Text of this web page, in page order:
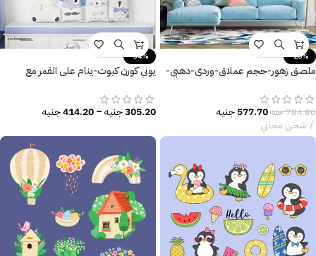
-26%
ملصق زهور-حجم عملاق-وردي-دهبي-
784.80جنيه577.70جنيه
شحن مجاني
-34%
يوني كورن كيوت-ينام على القمر مع
305.20جنيه–
414.20جنيه